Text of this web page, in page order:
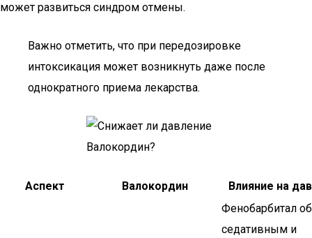
может развиться синдром отмены.
Важно отметить, что при передозировке
интоксикация может возникнуть даже после
однократного приема лекарства.
Аспект Валокордин Влияние на
Фенобарбитал
седативным и